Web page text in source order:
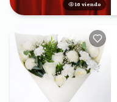
15 viendo